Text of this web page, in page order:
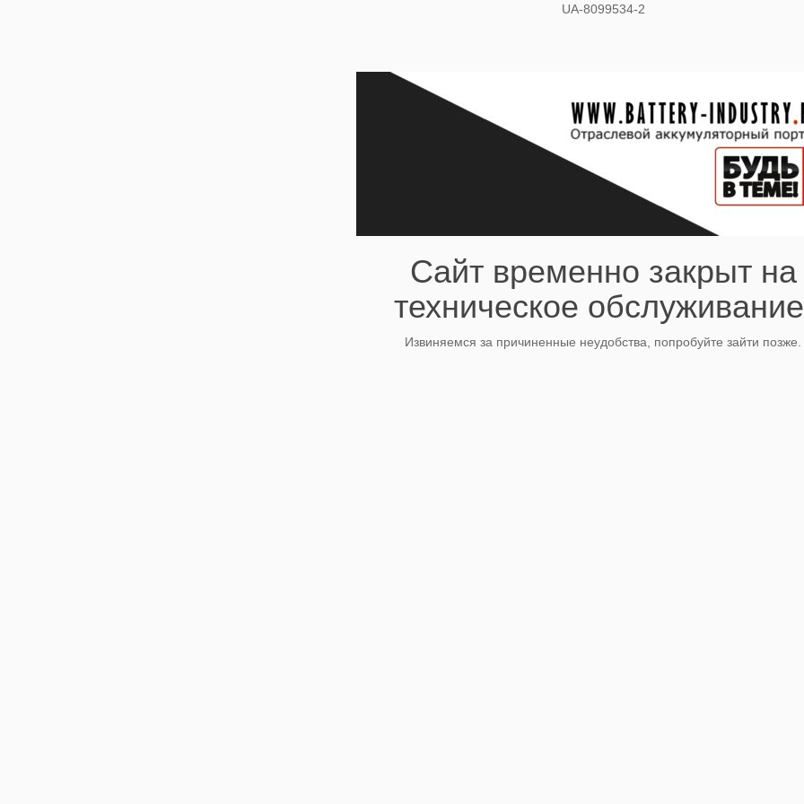
UA-8099534-2
Сайт временно закрыт на
техническое
Извиняемся за причиненные неудобства, попробуйте зайти позже.